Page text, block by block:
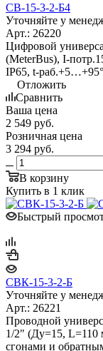
СВ-15-3-2-Б4
Уточняйте у
Арт.: 26220
Цифровой
(MeterBus), I-
IP65, t-
Отложить
Сравнить
Ваша цена
2 549 руб.
Розничная цена
3 294 руб.
В корзину
Купить в 1 клик
Быстрый
СВК-15-3-2-Б
Уточняйте у
Арт.: 26221
Проводной
1/2" (Ду=15,
сгонами и